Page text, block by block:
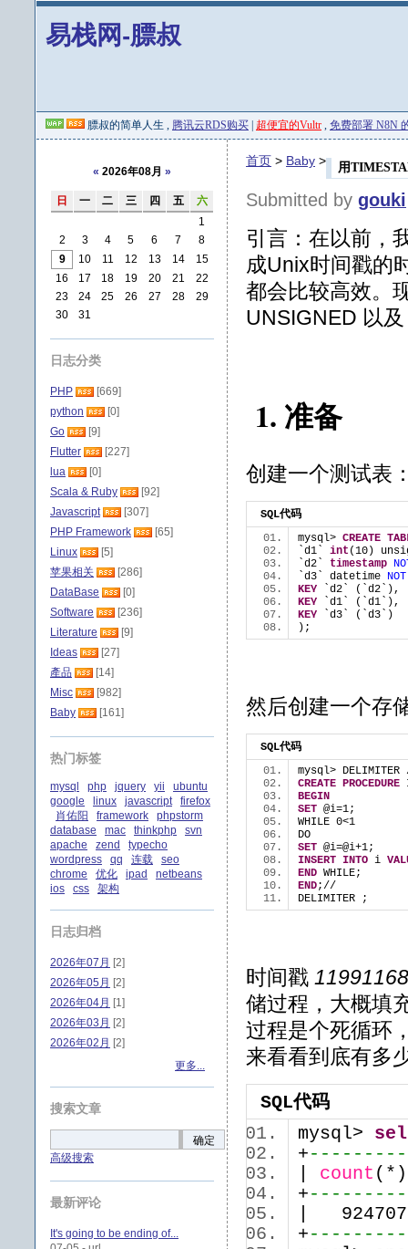
易栈网-膘叔
膘叔的简单人生 , 腾讯云RDS购买 超便宜的Vultr , 免费部署 N8N
用
首页 > Baby >
Submitted by gouki
引言：在以前，
成Unix时间戳的
都会比较高效。
UNSIGNED 以
1. 准备
创建一个测试表
SQL代码
mysql> CREATE
`d1` int (10)
`d2` timestamp
`d3` datetime NOT
KEY `d2`
KEY `d1`
KEY `d3` (`d3`)
);
然后创建一个存
SQL代码
mysql>
CREATE PROCEDURE
BEGIN
SET @i=1;
WHILE 0<1
DO
SET @i=@i+1;
INSERT INTO i
END WHILE;
END;//
DELIMITER ;
时间戳
储过程，大概填
过程是个死循环
来看看到底有多
SQL代码
mysql>
+
count
+
|
+
« 2026年08月 »
日 一 二 三 四 五
六
1
2
3 4 5 6 7
8
9
10 11 12 13 14
15
16
17 18 19 20 21
22
23
24 25 26 27 28
29
30
31
日志分类
PHP
[669]
python
[0]
Go
[9]
Flutter
[227]
lua
[0]
Scala & Ruby
[92]
Javascript
[307]
PHP Framework
[65]
Linux
[5]
苹果相关
[286]
DataBase
[0]
Software
[236]
Literature
[9]
Ideas
[27]
產品
[14]
Misc
[982]
Baby
[161]
热门标签
mysql php jquery yii
ubuntu
google
linux javascript
firefox
肖佑阳
framework
phpstorm
database
mac thinkphp
svn
apache
zend
typecho
wordpress
qq 连载
seo
chrome
优化 ipad
netbeans
ios
css 架构
日志归档
2026年07月 [2]
2026年05月 [2]
2026年04月 [1]
2026年03月 [2]
2026年02月 [2]
更多...
搜索文章
确定
高级搜索
最新评论
It's going to be ending of...